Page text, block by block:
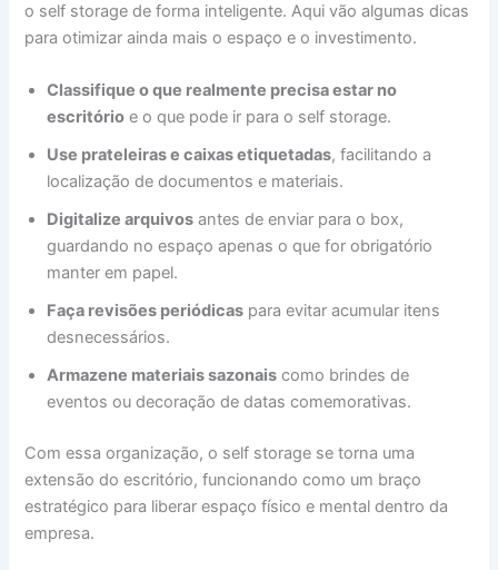
o self storage de forma inteligente. Aqui vão algumas dicas
para otimizar ainda mais o espaço e o investimento.
Classifique o que realmente precisa estar no
escritório e o que pode ir para o self storage.
Use prateleiras e caixas etiquetadas, facilitando a
localização de documentos e materiais.
Digitalize arquivos antes de enviar para o box,
guardando no espaço apenas o que for obrigatório
manter em papel.
Faça revisões periódicas para evitar acumular itens
desnecessários.
Armazene materiais sazonais como brindes de
eventos ou decoração de datas comemorativas.
Com essa organização, o self storage se torna uma
extensão do escritório, funcionando como um braço
estratégico para liberar espaço físico e mental dentro da
empresa.